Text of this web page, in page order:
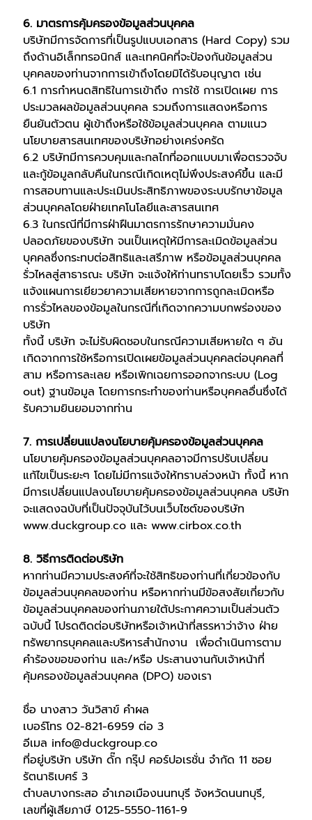
6. มาตรการคุ้มครองข้อมูลส่วนบุคคล
บริษัทมีการจัดการที่เป็นรูปแบบเอกสาร (Hard Copy) รวม
ถึงด้านอิเล็กทรอนิกส์ และเทคนิคที่จะป้องกันข้อมูลส่วน
บุคคลของท่านจากการเข้าถึงโดยมิได้รับอนุญาต เช่น
6.1 การกำหนดสิทธิในการเข้าถึง การใช้ การเปิดเผย การ
ประมวลผลข้อมูลส่วนบุคคล รวมถึงการแสดงหรือการ
ยืนยันตัวตน ผู้เข้าถึงหรือใช้ข้อมูลส่วนบุคคล ตามแนว
นโยบายสารสนเทศของบริษัทอย่างเคร่งครัด
6.2 บริษัทมีการควบคุมและกลไกที่ออกแบบมาเพื่อตรวจจับ
และกู้ข้อมูลกลับคืนในกรณีเกิดเหตุไม่พึงประสงค์ขึ้น และมี
การสอบทานและประเมินประสิทธิภาพของระบบรักษาข้อมูล
ส่วนบุคคลโดยฝ่ายเทคโนโลยีและสารสนเทศ
6.3 ในกรณีที่มีการฝ่าฝืนมาตรการรักษาความมั่นคง
ปลอดภัยของบริษัท จนเป็นเหตุให้มีการละเมิดข้อมูลส่วน
บุคคลซึ่งกระทบต่อสิทธิและเสรีภาพ หรือข้อมูลส่วนบุคคล
รั่วไหลสู่สาธารณะ บริษัท จะแจ้งให้ท่านทราบโดยเร็ว รวมทั้ง
แจ้งแผนการเยียวยาความเสียหายจากการถูกละเมิดหรือ
การรั่วไหลของข้อมูลในกรณีที่เกิดจากความบกพร่องของ
บริษัท
ทั้งนี้ บริษัท จะไม่รับผิดชอบในกรณีความเสียหายใด ๆ อัน
เกิดจากการใช้หรือการเปิดเผยข้อมูลส่วนบุคคลต่อบุคคลที่
สาม หรือการละเลย หรือเพิกเฉยการออกจากระบบ (Log
out) ฐานข้อมูล โดยการกระทำของท่านหรือบุคคลอื่นซึ่งได้
รับความยินยอมจากท่าน
7. การเปลี่ยนแปลงนโยบายคุ้มครองข้อมูลส่วนบุคคล
นโยบายคุ้มครองข้อมูลส่วนบุคคลอาจมีการปรับเปลี่ยน
แก้ไขเป็นระยะๆ โดยไม่มีการแจ้งให้ทราบล่วงหน้า ทั้งนี้ หาก
มีการเปลี่ยนแปลงนโยบายคุ้มครองข้อมูลส่วนบุคคล บริษัท
จะแสดงฉบับที่เป็นปัจจุบันไว้บนเว็บไซต์ของบริษัท
www.duckgroup.co และwww.cirbox.co.th
8. วิธีการติดต่อบริษัท
หากท่านมีความประสงค์ที่จะใช้สิทธิของท่านที่เกี่ยวข้องกับ
ข้อมูลส่วนบุคคลของท่าน หรือหากท่านมีข้อสงสัยเกี่ยวกับ
ข้อมูลส่วนบุคคลของท่านภายใต้ประกาศความเป็นส่วนตัว
ฉบับนี้ โปรดติดต่อบริษัทหรือเจ้าหน้าที่สรรหาว่าจ้าง ฝ่าย
ทรัพยากรบุคคลและบริหารสำนักงาน เพื่อดำเนินการตาม
คำร้องขอของท่าน และ/หรือ ประสานงานกับเจ้าหน้าที่
คุ้มครองข้อมูลส่วนบุคคล (DPO) ของเรา
ชื่อ นางสาว วันวิสาข์ คำผล
เบอร์โทร 02-821-6959 ต่อ 3
อีเมล info@duckgroup.co
ที่อยู่บริษัท บริษัท ดั๊ก กรุ๊ป คอร์ปอเรชั่น จำกัด 11 ซอย
รัตนาธิเบศร์ 3
ตำบลบางกระสอ อำเภอเมืองนนทบุรี จังหวัดนนทบุรี,
เลขที่ผู้เสียภาษี 0125-5550-1161-9